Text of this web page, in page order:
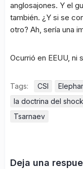
anglosajones. Y el
también. ¿Y si se
otro? Ah, sería una
Ocurrió en EEUU, ni
Tags: CSI
la doctrina del shock
Tsarnaev
Deja una